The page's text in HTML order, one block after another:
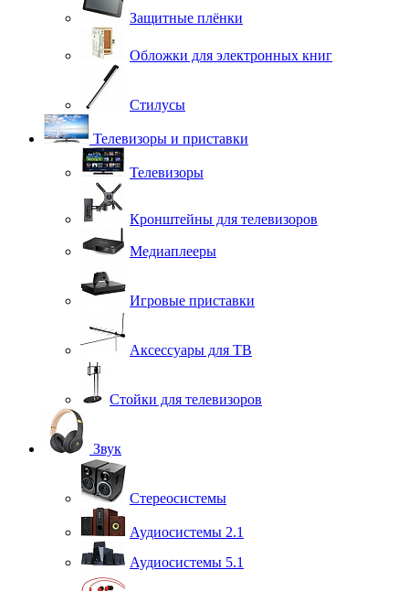
Защитные плёнки
Обложки для электронных книг
Стилусы
Телевизоры и приставки
Телевизоры
Кронштейны для телевизоров
Медиаплееры
Игровые приставки
Аксессуары для ТВ
Стойки для телевизоров
Звук
Стереосистемы
Аудиосистемы 2.1
Аудиосистемы 5.1